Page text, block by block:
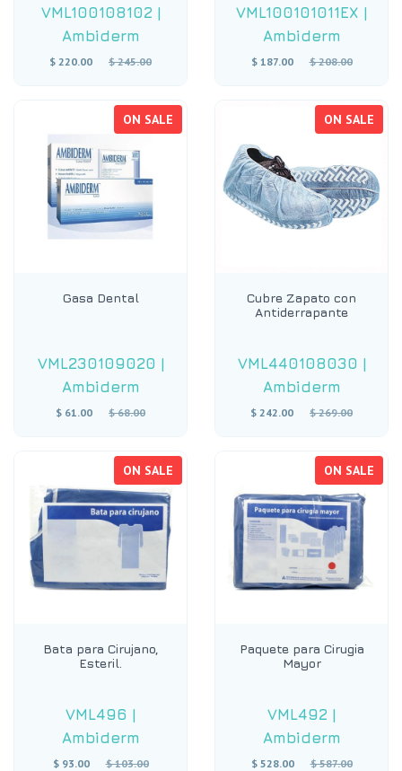
VML100108102 |
Ambiderm
$ 220.00
Regular
$ 245.00
VML100101011EX |
Ambiderm
$ 187.00
Regular
$ 208.00
ON SALE
Gasa Dental
VML230109020 |
Ambiderm
$ 61.00
Regular
$ 68.00
ON SALE
Cubre Zapato con
Antiderrapante
VML440108030 |
Ambiderm
$ 242.00
Regular
$ 269.00
ON SALE
Bata para Cirujano,
Esteril.
VML496 |
Ambiderm
$ 93.00
Regular
$ 103.00
ON SALE
Paquete para Cirugia
Mayor
VML492 |
Ambiderm
$ 528.00
Regular
$ 587.00